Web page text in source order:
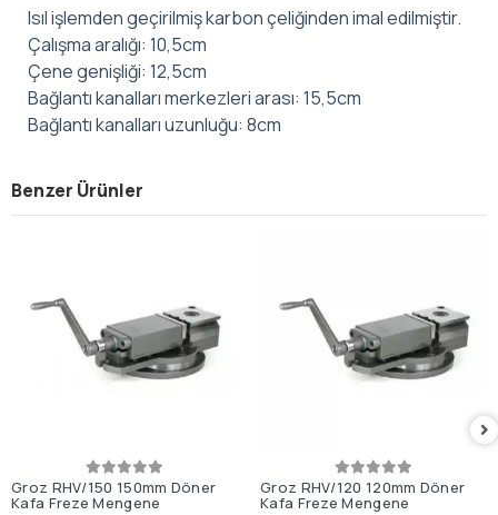
Isıl işlemden geçirilmiş karbon çeliğinden imal edilmiştir.
Çalışma aralığı: 10,5cm
Çene genişliği: 12,5cm
Bağlantı kanalları merkezleri arası: 15,5cm
Bağlantı kanalları uzunluğu: 8cm
Benzer Ürünler
Groz RHV/150 150mm Döner
Kafa Freze Mengene
Groz RHV/120 120mm Döner
Kafa Freze Mengene